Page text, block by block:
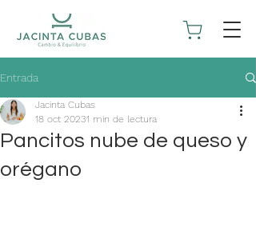
Entrada
Pancitos nube de queso y
orégano
Jacinta Cubas
18 oct 20231 min de lectura